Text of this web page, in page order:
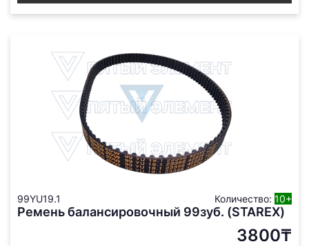
99YU19.1 Количество: 10+
Ремень балансировочный 99зуб. (STAREX)
3800₸